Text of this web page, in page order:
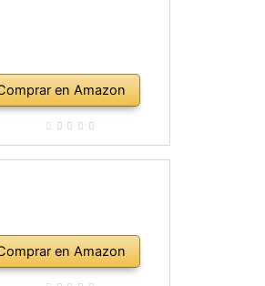
en Amazon
en Amazon